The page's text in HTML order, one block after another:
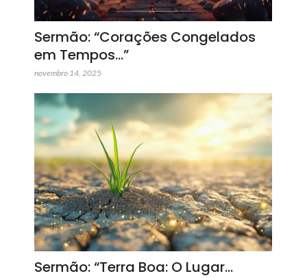
Sermão: “Corações Congelados
em Tempos…”
novembro 14, 2025
Sermão: “Terra Boa: O Lugar…